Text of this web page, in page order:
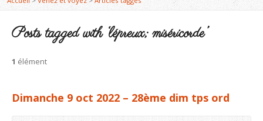
Posts tagged with ‘lépreux; miséricorde’
1 élément
Dimanche 9 oct 2022 – 28ème dim tps ord